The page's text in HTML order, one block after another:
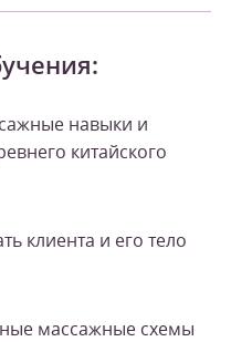
навыки и
китайского
клиента и его тело
массажные схемы